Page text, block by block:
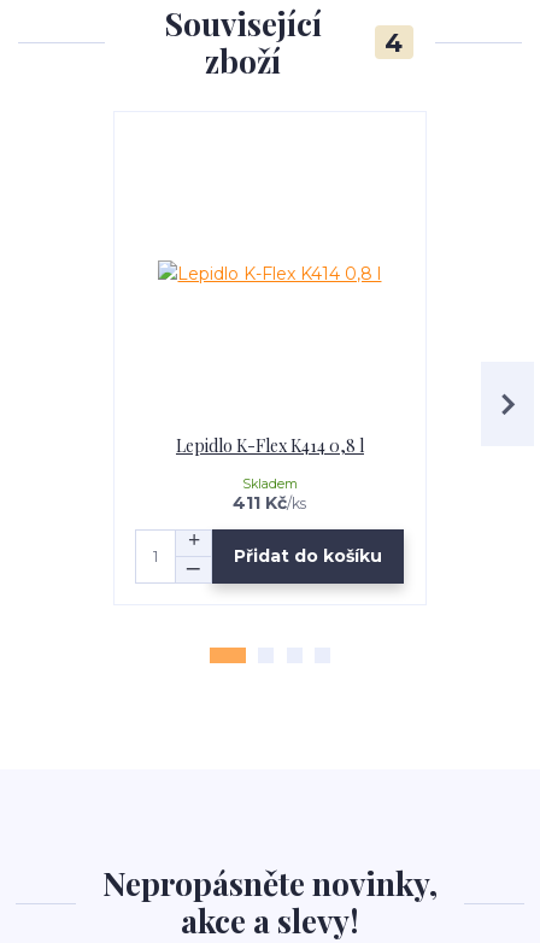
Související
zboží
4
Lepidlo K-Flex K414 0,8 l
411 Kč/ks
Skladem
Přidat do košíku
Nepropásněte novinky,
akce a slevy!